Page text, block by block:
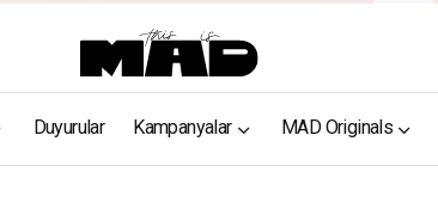
Duyurular Kampanyalar MAD Originals